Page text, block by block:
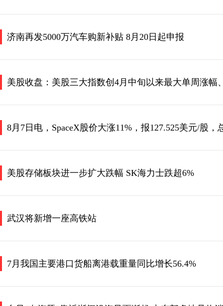
济南再发5000万汽车购新补贴 8月20日起申报
8月7日电，SpaceX股价大涨11%，报127.525美元/股
美股存储板块进一步扩大跌幅 SK海力士跌超6%
武汉将新增一座高铁站
7月我国主要港口货船离港载重量同比增长56.4%